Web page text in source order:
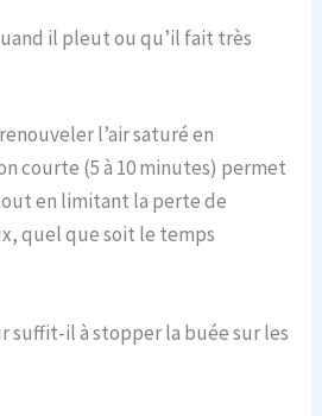
il pleut ou qu’il fait très
l’air saturé en
courte (5 à 10 minutes) permet
en limitant la perte de
quel que soit le temps
suffit-il à stopper la buée sur les